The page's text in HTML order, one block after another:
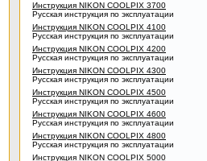
Инструкция NIKON COOLPIX 3700
Русская инструкция по эксплуатации
Инструкция NIKON COOLPIX 4100
Русская инструкция по эксплуатации
Инструкция NIKON COOLPIX 4200
Русская инструкция по эксплуатации
Инструкция NIKON COOLPIX 4300
Русская инструкция по эксплуатации
Инструкция NIKON COOLPIX 4500
Русская инструкция по эксплуатации
Инструкция NIKON COOLPIX 4600
Русская инструкция по эксплуатации
Инструкция NIKON COOLPIX 4800
Русская инструкция по эксплуатации
Инструкция NIKON COOLPIX 5000